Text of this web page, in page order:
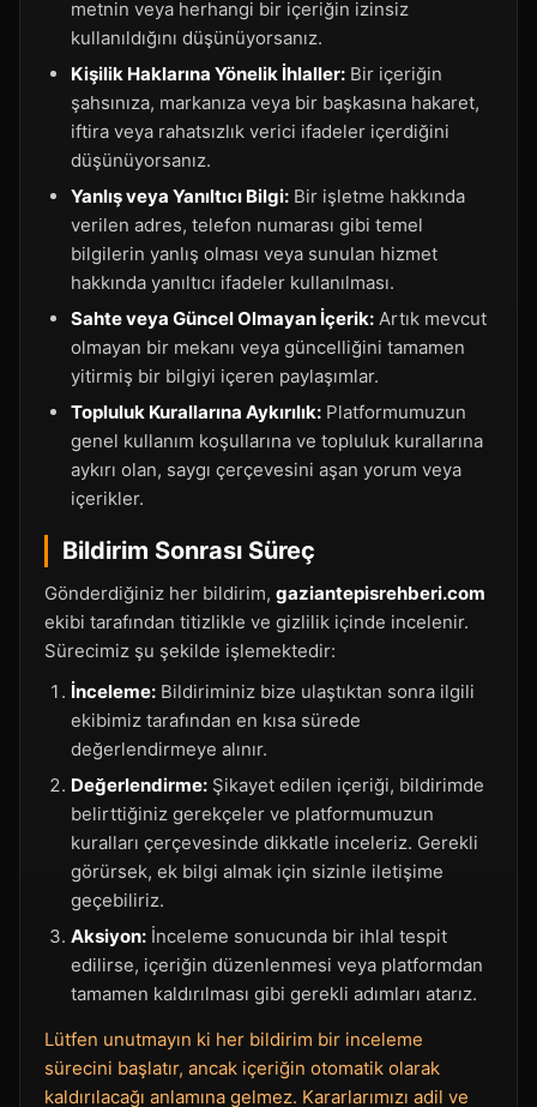
metnin veya herhangi bir içeriğin izinsiz
kullanıldığını düşünüyorsanız.
Kişilik Haklarına Yönelik İhlaller: Bir içeriğin
şahsınıza, markanıza veya bir başkasına hakaret,
iftira veya rahatsızlık verici ifadeler içerdiğini
düşünüyorsanız.
Yanlış veya Yanıltıcı Bilgi: Bir işletme hakkında
verilen adres, telefon numarası gibi temel
bilgilerin yanlış olması veya sunulan hizmet
hakkında yanıltıcı ifadeler kullanılması.
Sahte veya Güncel Olmayan İçerik: Artık mevcut
olmayan bir mekanı veya güncelliğini tamamen
yitirmiş bir bilgiyi içeren paylaşımlar.
Topluluk Kurallarına Aykırılık: Platformumuzun
genel kullanım koşullarına ve topluluk kurallarına
aykırı olan, saygı çerçevesini aşan yorum veya
içerikler.
Bildirim Sonrası Süreç
Gönderdiğiniz her bildirim, gaziantepisrehberi.com
ekibi tarafından titizlikle ve gizlilik içinde incelenir.
Sürecimiz şu şekilde işlemektedir:
İnceleme: Bildiriminiz bize ulaştıktan sonra ilgili
ekibimiz tarafından en kısa sürede
değerlendirmeye alınır.
Değerlendirme: Şikayet edilen içeriği, bildirimde
belirttiğiniz gerekçeler ve platformumuzun
kuralları çerçevesinde dikkatle inceleriz. Gerekli
görürsek, ek bilgi almak için sizinle iletişime
geçebiliriz.
Aksiyon: İnceleme sonucunda bir ihlal tespit
edilirse, içeriğin düzenlenmesi veya platformdan
tamamen kaldırılması gibi gerekli adımları atarız.
Lütfen unutmayın ki her bildirim bir inceleme
sürecini başlatır, ancak içeriğin otomatik olarak
kaldırılacağı anlamına gelmez. Kararlarımızı adil ve